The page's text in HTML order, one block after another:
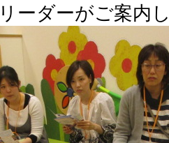
ーダーがご案内